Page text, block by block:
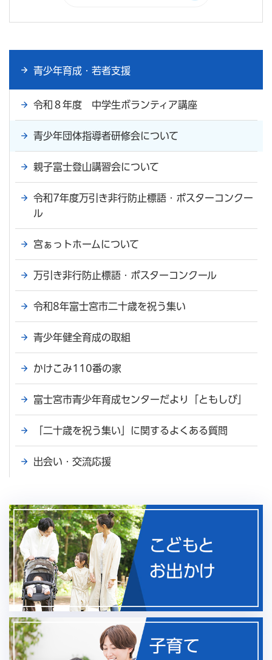
青少年育成・若者支援
令和８年度 中学生ボランティア講座
青少年団体指導者研修会について
親子富士登山講習会について
令和7年度万引き非行防止標語・ポスターコンクー
ル
宮ぁっトホームについて
万引き非行防止標語・ポスターコンクール
令和8年富士宮市二十歳を祝う集い
青少年健全育成の取組
かけこみ110番の家
富士宮市青少年育成センターだより「ともしび」
「二十歳を祝う集い」に関するよくある質問
出会い・交流応援